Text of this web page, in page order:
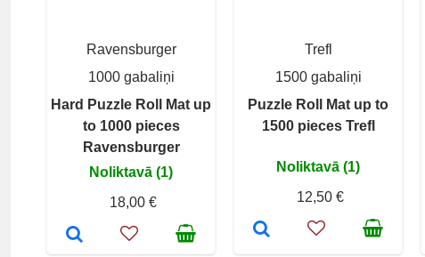
Ravensburger
1000 gabaliņi
Hard Puzzle Roll Mat up
to 1000 pieces
Ravensburger
Noliktavā (1)
18,00 €
Trefl
1500 gabaliņi
Puzzle Roll Mat up to
1500 pieces Trefl
Noliktavā (1)
12,50 €